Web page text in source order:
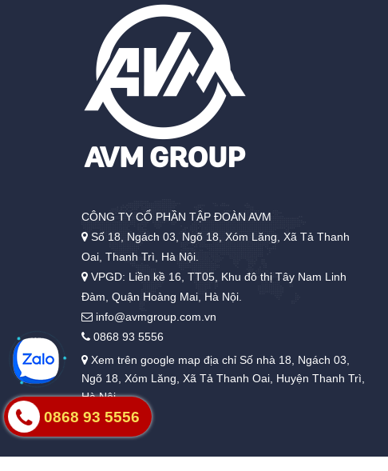
CÔNG TY CỔ PHẦN TẬP ĐOÀN AVM
Số 18, Ngách 03, Ngõ 18, Xóm Lăng, Xã Tả Thanh
Oai, Thanh Trì, Hà Nội.
VPGD: Liền kề 16, TT05, Khu đô thị Tây Nam Linh
Đàm, Quận Hoàng Mai, Hà Nội.
info@avmgroup.com.vn
0868 93 5556
Xem trên google map địa chỉ Số nhà 18, Ngách 03,
Ngõ 18, Xóm Lăng, Xã Tả Thanh Oai, Huyện Thanh Trì,
Hà Nội
0868 93 5556